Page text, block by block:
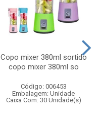
Copo mixer 380ml sortido
copo mixer 380ml so
Código: 006453
Embalagem: Unidade
Caixa Com: 30 Unidade(s)